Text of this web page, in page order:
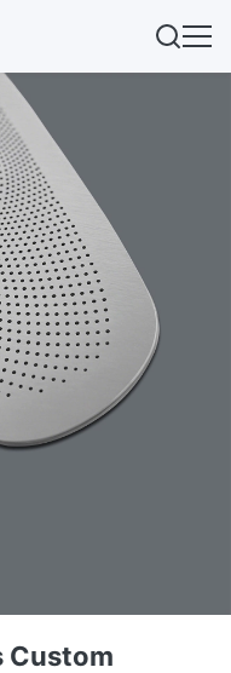
Custom